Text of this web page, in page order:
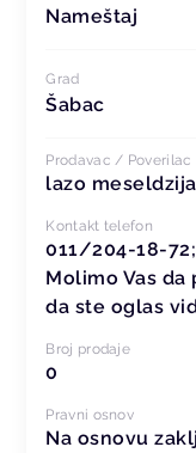
Nameštaj
Grad
Šabac
Prodavac / Poverilac
lazo meseldzija
Kontakt telefon
011/204-18-
Molimo Vas
da ste oglas
Broj prodaje
0
Pravni osnov
Na osnovu